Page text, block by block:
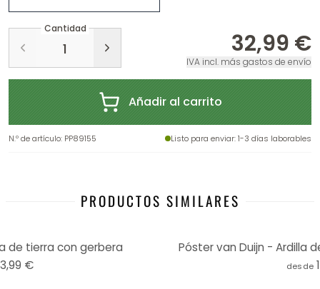
Cantidad
32,99 €
IVA incl. más gastos de envío
Añadir al carrito
N.º de artículo: PP89155 Listo para enviar: 1-3 días laborables
PRODUCTOS SIMILARES
de tierra con gerbera
€
Póster van Duijn - Ardilla
desde